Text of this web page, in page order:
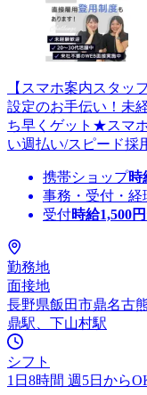
【スマホ案内スタ
設定のお手伝い！未
ち早くゲット★スマ
い週払い/スピード
携帯ショップ時
事務・受付・経
受付時給1,500
勤務地
面接地
長野県飯田市鼎名古
鼎駅、下山村駅
シフト
1日8時間 週5日から